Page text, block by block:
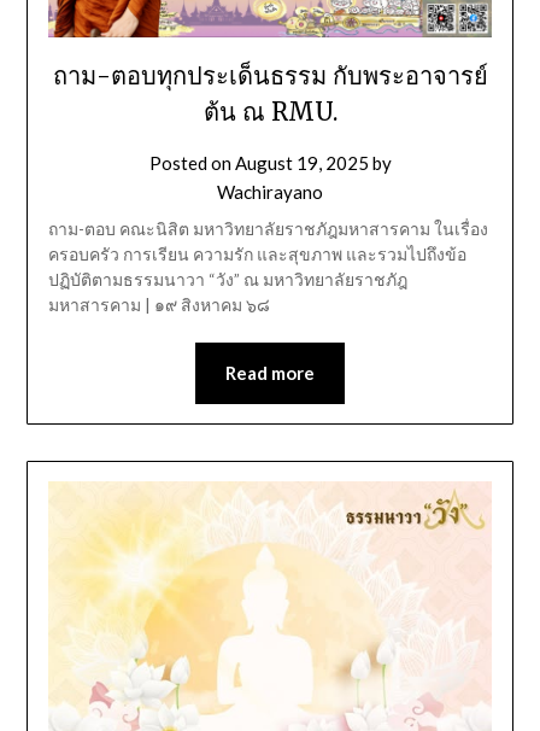
ถาม-ตอบทุกประเด็นธรรม กับพระอาจารย์
ต้น ณ RMU.
Posted onAugust 19, 2025 by
Wachirayano
ถาม-ตอบ คณะนิสิต มหาวิทยาลัยราชภัฎมหาสารคาม ในเรื่อง
ครอบครัว การเรียน ความรัก และสุขภาพ และรวมไปถึงข้อ
ปฏิบัติตามธรรมนาวา “วัง” ณ มหาวิทยาลัยราชภัฎ
มหาสารคาม | ๑๙ สิงหาคม ๖๘
Read more